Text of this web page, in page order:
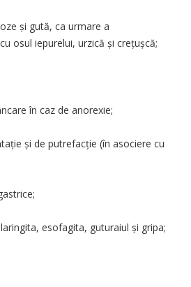
și gută, ca urmare a
osul iepurelui, urzică și crețușcă;
în caz de anorexie;
și de putre­facție (în asociere cu
esofagita, guturaiul și gripa;